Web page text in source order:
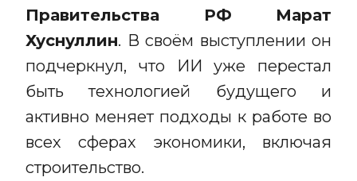
Правительства РФ Марат
Хуснуллин. В своём выступлении он
подчеркнул, что ИИ уже перестал
быть технологией будущего и
активно меняет подходы к работе во
всех сферах экономики, включая
строительство.